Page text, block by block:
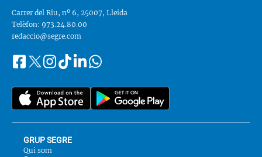
Carrer del Riu, nº 6, 25007, Lleida
Telèfon: 973.24.80.00
redaccio@segre.com
Segueix-
a::
FacebookInstagram
TiktokLinkedinWhatsapp
GRUP SEGRE
Qui som